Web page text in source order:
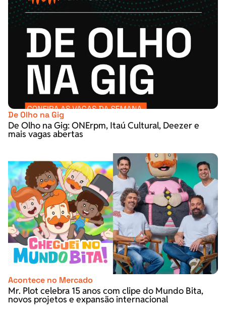
De Olho na Gig
De Olho na Gig: ONErpm, Itaú Cultural, Deezer e
mais vagas abertas
Acontece no Mercado
Mr. Plot celebra 15 anos com clipe do Mundo Bita,
novos projetos e expansão internacional